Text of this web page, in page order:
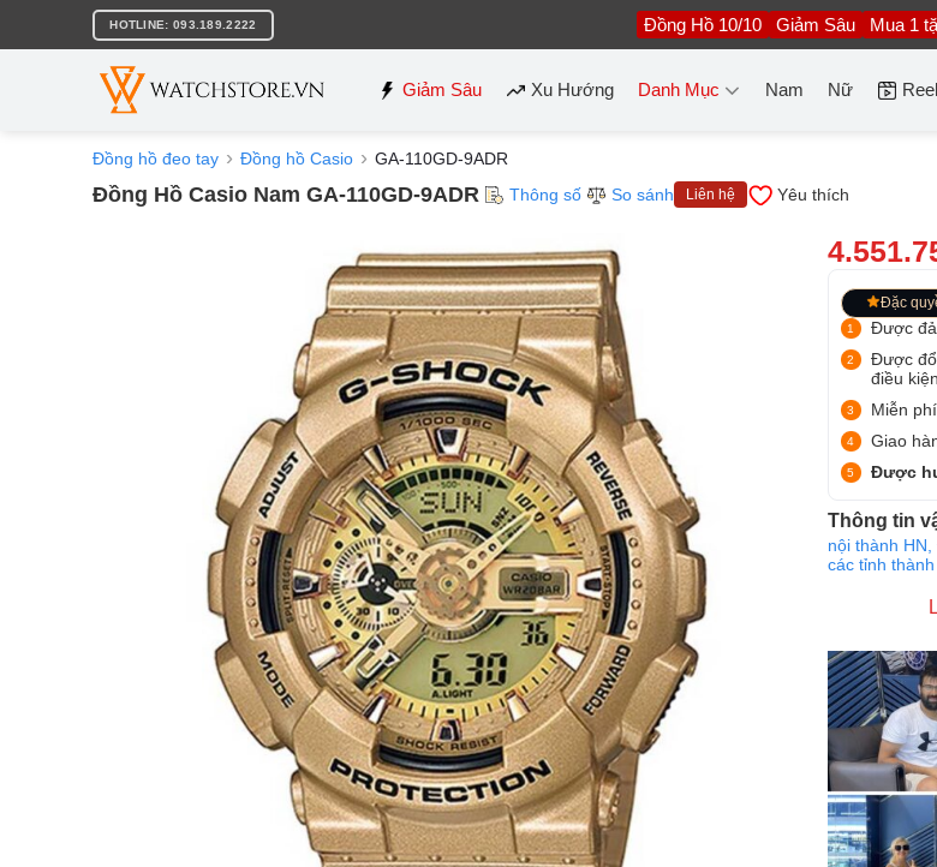
nội
HOTLINE: 093.189.2222 Đồng Hồ 10/10 Giảm Sâu Mua 1
Giảm Sâu Xu Hướng Danh Mục Nam Nữ
Đồng hồ đeo tay Đồng hồ Casio GA-110GD-9ADR
Đồng Hồ Casio Nam GA-110GD-9ADR Thông số So sánh Liên hệ Yêu thích
Đặc
Được
Được
điều
Miễn
Giao
Được
Thông tin
nội thành
các tỉnh